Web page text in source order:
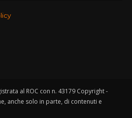
al ROC con n. 43179 Copyright -
anche solo in parte, di contenuti e